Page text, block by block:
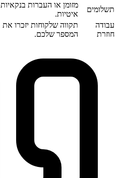
תשלומים
מזומן או העברות בנקאיות
איטיות.
עבודה
חוזרת
תקווה שלקוחות יזכרו את
המספר שלכם.